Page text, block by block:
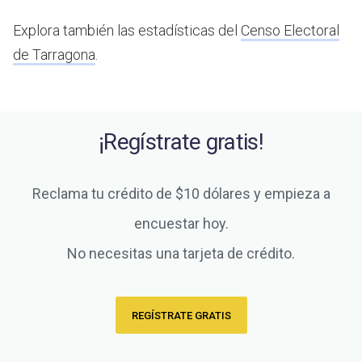
Explora también las estadísticas del Censo Electoral
de Tarragona.
¡Regístrate gratis!
Reclama tu crédito de $10 dólares y empieza a
encuestar hoy.
No necesitas una tarjeta de crédito.
REGÍSTRATE GRATIS